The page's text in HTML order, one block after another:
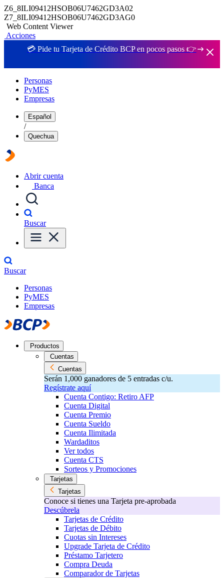
Z6_8ILI09412HSOB06U7462GD3A02
Z7_8ILI09412HSOB06U7462GD3AG0
Web Content Viewer
Acciones
💳 Pide tu Tarjeta de Crédito BCP en pocos pasos 👉
Personas
PyMES
Empresas
Español
/
Quechua
Abrir cuenta
Banca
Buscar
Buscar
Personas
PyMES
Empresas
Productos
Cuentas
Cuentas
Serán 1,000 ganadores de 5 entradas c/u.
Regístrate aquí
Cuenta Contigo: Retiro AFP
Cuenta Digital
Cuenta Premio
Cuenta Sueldo
Cuenta Ilimitada
Wardaditos
Ver todos
Cuenta CTS
Sorteos y Promociones
Tarjetas
Tarjetas
Conoce si tienes una Tarjeta pre-aprobada
Descúbrela
Tarjetas de Crédito
Tarjetas de Débito
Cuotas sin Intereses
Upgrade Tarjeta de Crédito
Préstamo Tarjetero
Compra Deuda
Comparador de Tarjetas